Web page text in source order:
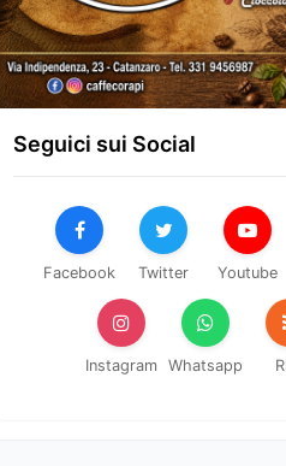
Seguici sui Social
Facebook Twitter Youtube
Instagram Whatsapp